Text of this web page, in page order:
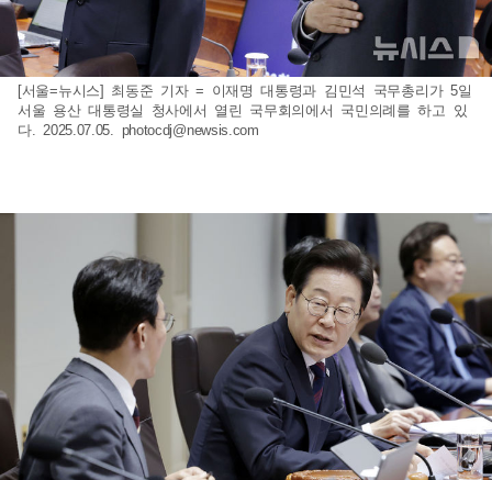
[서울=뉴시스] 최동준 기자 = 이재명 대통령과 김민석 국무총리가 5일
서울 용산 대통령실 청사에서 열린 국무회의에서 국민의례를 하고 있
다. 2025.07.05. photocdj@newsis.com